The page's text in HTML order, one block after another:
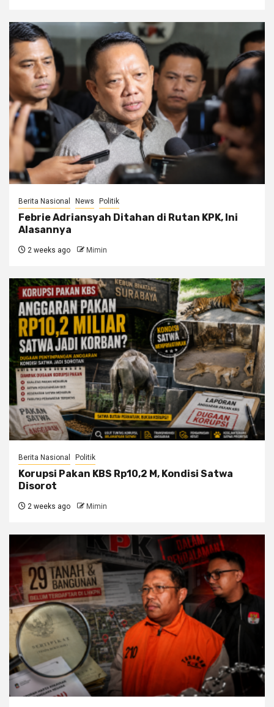
Berita Nasional News Politik
Febrie Adriansyah Ditahan di Rutan KPK, Ini
Alasannya
2 weeks ago Mimin
Berita Nasional Politik
Korupsi Pakan KBS Rp10,2 M, Kondisi Satwa
Disorot
2 weeks ago Mimin